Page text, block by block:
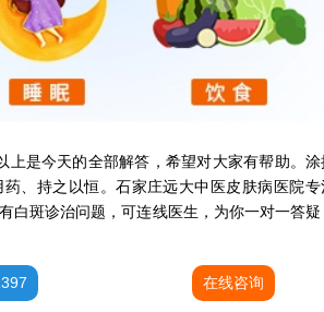
是今天的全部解答，希望对大家有帮助。涂
、持之以恒。石家庄远大中医皮肤病医院专
白斑诊治问题，可连线医生，为你一对一答
在线咨询
进口芦可替尼临床公益招募50名——石家庄远大第5届青少年白癜风复色夏令营启动
么治
院